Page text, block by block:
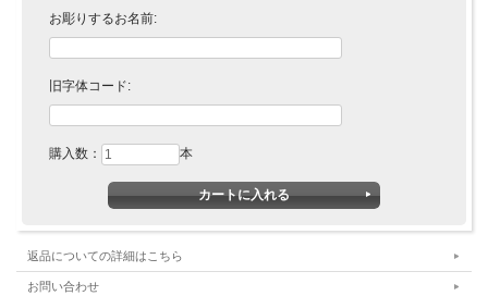
お彫りするお名前:
旧字体コード:
購入数： 本
返品についての詳細はこちら
お問い合わせ